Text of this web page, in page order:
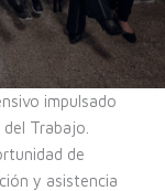
impulsado
Trabajo.
de
y asistencia